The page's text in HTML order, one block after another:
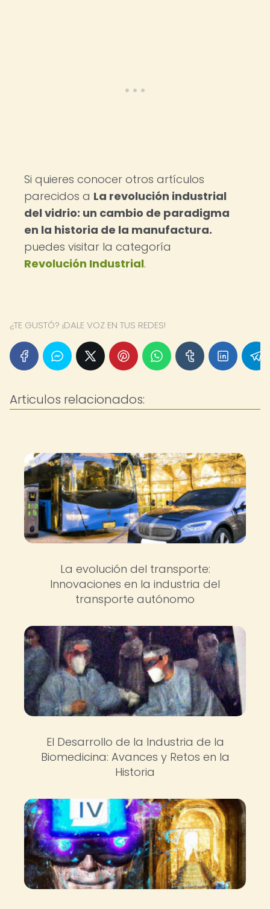
Si quieres conocer otros artículos
parecidos a La revolución industrial
del vidrio: un cambio de paradigma
en la historia de la manufactura.
puedes visitar la categoría
Revolución Industrial.
¿TE GUSTÓ? ¡DALE VOZ EN TUS REDES!
Articulos relacionados:
La evolución del transporte:
Innovaciones en la industria del
transporte autónomo
El Desarrollo de la Industria de la
Biomedicina: Avances y Retos en la
Historia